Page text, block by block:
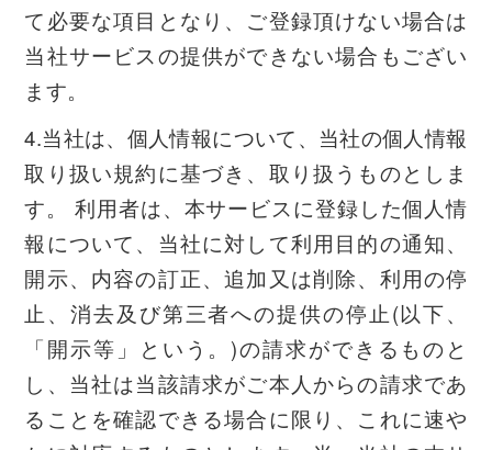
て必要な項目となり、ご登録頂けない場合は
当社サービスの提供ができない場合もござい
ます。
4.当社は、個人情報について、当社の個人情報
取り扱い規約に基づき、取り扱うものとしま
す。 利用者は、本サービスに登録した個人情
報について、当社に対して利用目的の通知、
開示、内容の訂正、追加又は削除、利用の停
止、消去及び第三者への提供の停止(以下、
「開示等」という。)の請求ができるものと
し、当社は当該請求がご本人からの請求であ
ることを確認できる場合に限り、これに速や